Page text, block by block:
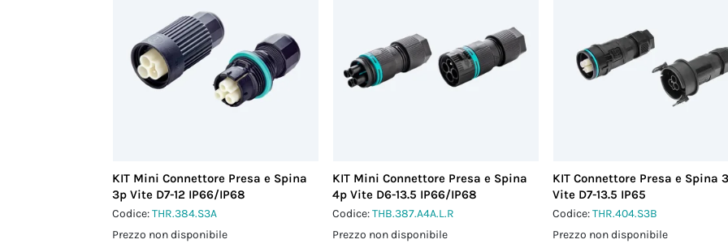
KIT Mini Connettore Presa e Spina
3p Vite D7-12 IP66/IP68
Codice:THR.384.S3A
Prezzo non disponibile
KIT Mini Connettore Presa e Spina
4p Vite D6-13.5 IP66/IP68
Codice:THB.387.A4A.L.R
Prezzo non disponibile
KIT Connettore Presa e Spina
Vite D7-13.5 IP65
Codice:THR.404.S3B
Prezzo non disponibile